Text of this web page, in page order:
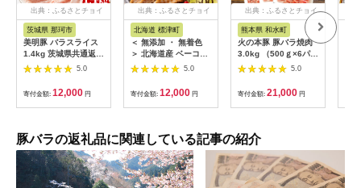
出典：ふるさとチョイ
ス
茨城県 那珂市
美明豚 バラスライス
1.4kg 茨城県共通返礼
品 行方市産 びめいと
ん ビメイトン ブラン
ド豚 銘柄豚 豚 豚肉
肉 茨城県産 国産 冷凍
豚バラ 美明豚 ぶたば
茨城 焼肉 BBQ
5.0
寄付金額: 12,000 円
出典：ふるさとチョイ
ス
北海道 標津町
＜ 無添加 ・ 無着色
＞ 北海道産 ベーコン
ブロック 250g × 2パ
ック 国産 豚肉 国産豚
ブロックベーコン ギ
フト おすすめ 厚切 厚
切り 豚 ぶた 肉加工品
ーこん ハム はむ ソー
セージ そーせーじ ウ
インナー ういんなー
加工肉 贈答 贈答用 贈
り物 冷凍 プレゼント
5.0
寄付金額: 12,000 円
出典：ふるさとチョイ
熊本県 和水町
火の本豚 豚バラ焼肉
3.0kg （500ｇ×6パッ
ク） | 熊本県 熊本 く
まもと 和水町 なごみ
豚肉 肉 豚バラ 焼肉
500g 6パック 小分け
地域ブランド
5.0
寄付金額: 21,000 円
豚バラの返礼品に関連している記事の紹介